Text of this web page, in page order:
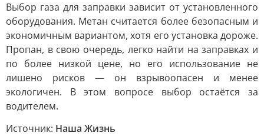
Выбор газа для заправки зависит от установленного
оборудования. Метан считается более безопасным и
экономичным вариантом, хотя его установка дороже.
Пропан, в свою очередь, легко найти на заправках и
по более низкой цене, но его использование не
лишено рисков — он взрывоопасен и менее
экологичен. В этом вопросе выбор остаётся за
водителем.
Источник: Наша Жизнь